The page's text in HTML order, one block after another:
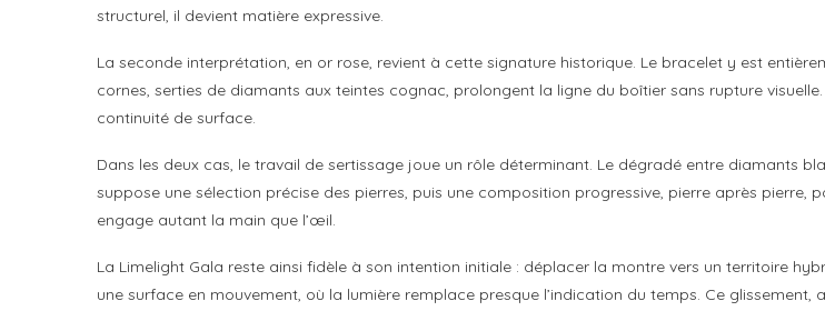
structurel, il devient matière expressive.
La seconde interprétation, en or rose, revient à cette signature historique. Le bracelet y est
cornes, serties de diamants aux teintes cognac, prolongent la ligne du boîtier sans rupture
continuité de surface.
Dans les deux cas, le travail de sertissage joue un rôle déterminant. Le dégradé entre diamants
suppose une sélection précise des pierres, puis une composition progressive, pierre après pierre,
engage autant la main que l’œil.
La Limelight Gala reste ainsi fidèle à son intention initiale : déplacer la montre vers un territoire
une surface en mouvement, où la lumière remplace presque l’indication du temps. Ce